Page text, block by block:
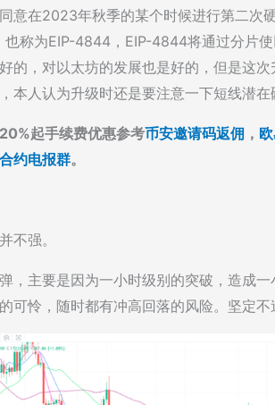
意在2023年秋季的某个时候进行第二次
称为EIP-4844，EIP-4844将通过分片使
的，对以太坊的发展也是好的，但是这
本人认为升级时还是要注意一下短线潜在
起手续费优惠参考币安邀请码返佣 ，
约电报群。
不强。
，主要是因为一小时级别的突破，造成
可怜，随时都有冲高回落的风险。坚定不